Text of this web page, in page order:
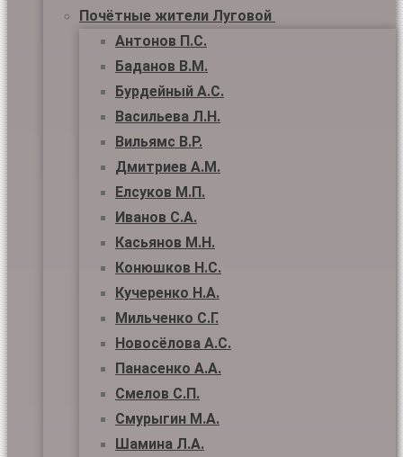
Почётные жители Луговой
Антонов П.С.
Баданов В.М.
Бурдейный А.С.
Васильева Л.Н.
Вильямс В.Р.
Дмитриев А.М.
Елсуков М.П.
Иванов С.А.
Касьянов М.Н.
Конюшков Н.С.
Кучеренко Н.А.
Мильченко С.Г.
Новосёлова А.С.
Панасенко А.А.
Смелов С.П.
Смурыгин М.А.
Шамина Л.А.